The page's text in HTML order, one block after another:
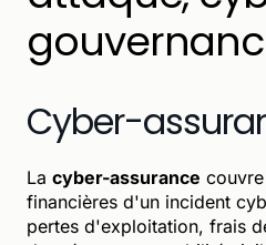
Cyber-
La cyber-assurance
financières d'un incident
pertes d'exploitation, frais